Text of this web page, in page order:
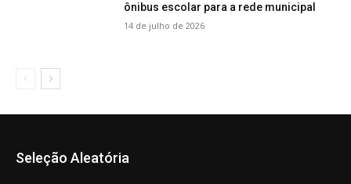
ônibus escolar para a rede municipal
14 de julho de 2026
Seleção Aleatória